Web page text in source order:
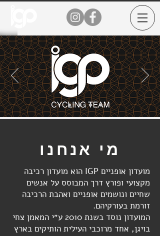
מי אנחנו
מועדון אופניים IGP הוא מועדון רכיבה
מקצועי ופורץ דרך המבוסס על אנשים
שחיים ונושמים אופניים ואהבת הרכיבה
זורמת בעורקיהם.
המועדון נוסד בשנת 2010 ע״י המאמן צחי
בויגן, אחד מרוכבי העילית הותיקים בארץ